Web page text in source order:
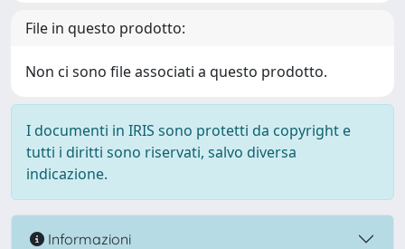
File in questo prodotto:
Non ci sono file associati a questo prodotto.
I documenti in IRIS sono protetti da copyright e
tutti i diritti sono riservati, salvo diversa
indicazione.
Informazioni